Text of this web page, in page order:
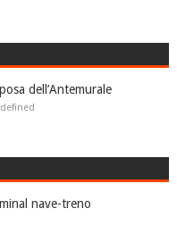
dell’Antemurale
nave-treno